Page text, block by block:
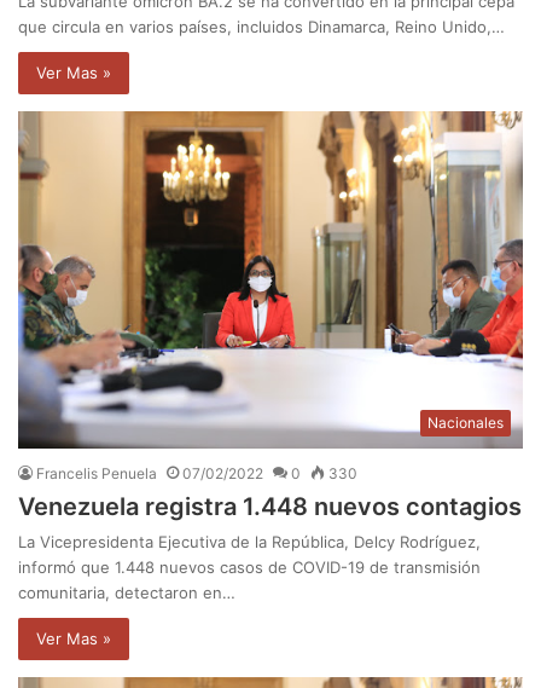
que circula en varios países, incluidos Dinamarca, Reino Unido,…
Ver Mas »
Nacionales
Francelis Penuela 07/02/2022 0 330
Venezuela registra 1.448 nuevos contagios
La Vicepresidenta Ejecutiva de la República, Delcy Rodríguez,
informó que 1.448 nuevos casos de COVID-19 de transmisión
comunitaria, detectaron en…
Ver Mas »